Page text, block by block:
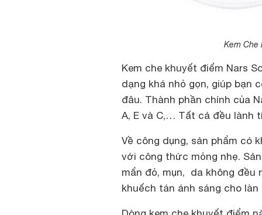
Kem Che
Kem che khuyết điểm Nars
dạng khá nhỏ gọn, giúp bạn
đâu. Thành phần chính của
A, E và C,… Tất cả đều lành
Về công dụng, sản phẩm có
với công thức mỏng nhẹ.
mẩn đỏ, mụn, da không đều
khuếch tán ánh sáng cho làn